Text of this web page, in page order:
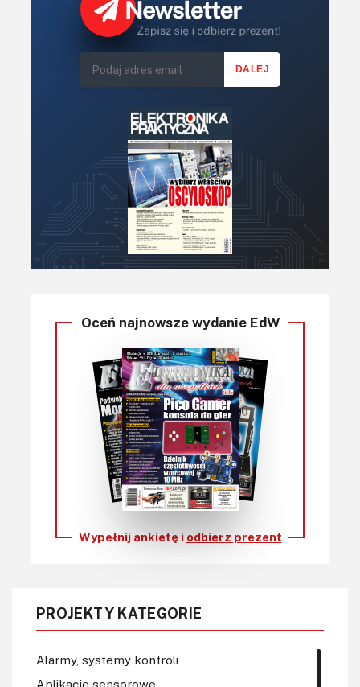
Oceń najnowsze wydanie EdW
Wypełnij ankietę i odbierz prezent
PROJEKTY KATEGORIE
Alarmy, systemy kontroli
Aplikacje sensorowe